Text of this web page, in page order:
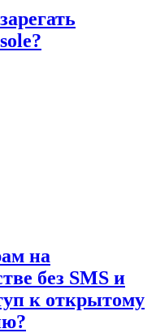
на
без SMS и
к открытому